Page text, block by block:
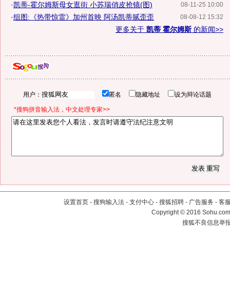
08-11-25 10:00
·凯蒂-霍尔姆斯母女逛街 小苏瑞俏皮抢镜(图)
08-08-12 15:32
·组图:《热带惊雷》加州首映 阿汤凯蒂腻歪歪
更多关于 凯蒂 霍尔姆斯的新闻>>
用户： 匿名 隐藏地址 设为辩论话题
*搜狗拼音输入法，中文处理专家>>
设置首页 - 搜狗输入法 - 支付中心 - 搜狐招聘 - 广告服务 - 客
Copyright©2016
搜狐不良信息举